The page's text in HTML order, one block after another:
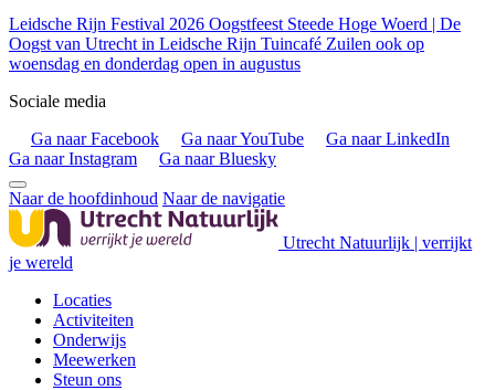
Leidsche Rijn Festival 2026 Oogstfeest Steede Hoge Woerd | De
Oogst van Utrecht in Leidsche Rijn Tuincafé Zuilen ook op
woensdag en donderdag open in augustus
Sociale media
Ga naar Facebook
Ga naar YouTube
Ga naar LinkedIn
Ga naar Instagram
Ga naar Bluesky
Naar de hoofdinhoud Naar de navigatie
Utrecht Natuurlijk | verrijkt
je wereld
Locaties
Activiteiten
Onderwijs
Meewerken
Steun ons